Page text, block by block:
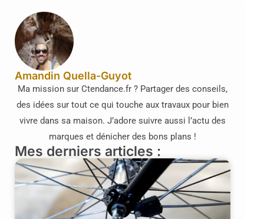
Amandin Quella-Guyot
Ma mission sur Ctendance.fr ? Partager des conseils,
des idées sur tout ce qui touche aux travaux pour bien
vivre dans sa maison. J’adore suivre aussi l’actu des
marques et dénicher des bons plans !
Mes derniers articles :